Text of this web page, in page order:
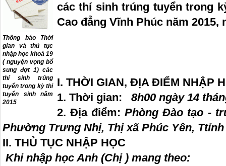
Thông báo Thời
gian và thủ tục
nhập học khoá 19
( nguyện vọng bổ
sung đợt 1) các
thí sinh trúng
tuyển trong kỳ thi
tuyển sinh năm
2015
các thí sinh trúng tuyển trong
Cao đẳng Vĩnh Phúc năm 2015,
I. THỜI GIAN, ĐỊA ĐIỂM NHẬP
1. Thời gian: 8h00 ngày 14
2. Địa điểm:Phòng Đào tạo -
Phường Trưng Nhị, Thị xã Phúc Yên,
II. THỦ TỤC NHẬP HỌC
Khi nhập học Anh (Chị ) mang theo: